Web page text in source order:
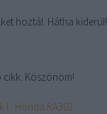
hoztál. Hátha kiderül!
Köszönöm!
I.: Honda RA302